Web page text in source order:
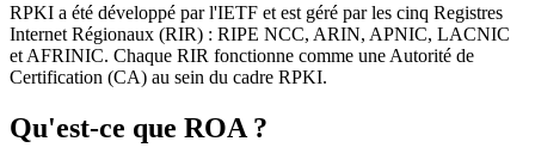
RPKI a été développé par l'IETF et est géré par les cinq Registres
Internet Régionaux (RIR) : RIPE NCC, ARIN, APNIC, LACNIC
et AFRINIC. Chaque RIR fonctionne comme une Autorité de
Certification (CA) au sein du cadre RPKI.
Qu'est-ce que ROA ?